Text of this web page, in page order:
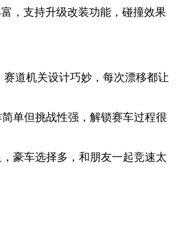
，支持升级改装功能，碰撞效果
赛道机关设计巧妙，每次漂移都让
单但挑战性强，解锁赛车过程很
豪车选择多，和朋友一起竞速太